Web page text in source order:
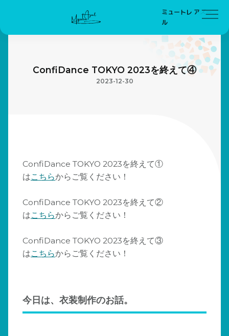
ミュートレ アズー
ル
ConfiDance TOKYO 2023を終えて④
2023-12-30
ConfiDance TOKYO 2023を終えて①
はこちらからご覧ください！
ConfiDance TOKYO 2023を終えて②
はこちらからご覧ください！
ConfiDance TOKYO 2023を終えて③
はこちらからご覧ください！
今日は、衣装制作のお話。